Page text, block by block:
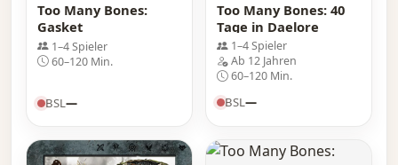
Too Many Bones:
Gasket
1–4 Spieler
60–120 Min.
BSL —
Too Many Bones: 40
Tage in Daelore
1–4 Spieler
Ab 12 Jahren
60–120 Min.
BSL—